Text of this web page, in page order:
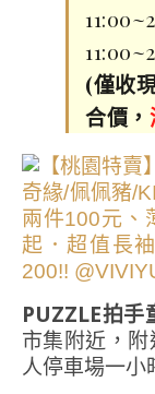
(僅收
合價，
PUZZLE拍手
市集附近，
人停車場一小